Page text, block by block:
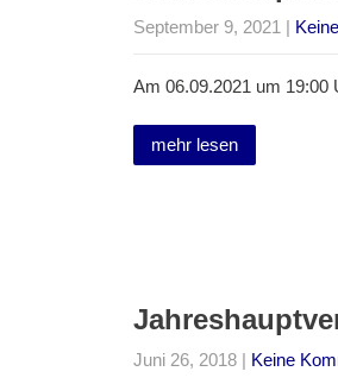
September 9, 2021 |
Am 06.09.2021 um 19:00
mehr lesen
Juni 26, 2018| Keine